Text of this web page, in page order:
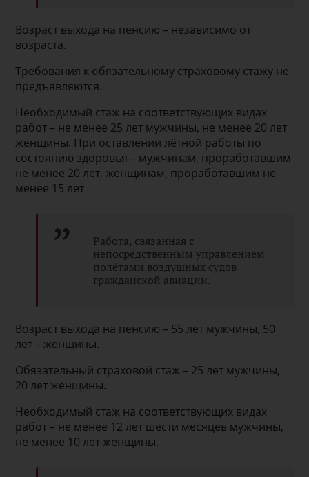
Возраст выхода на пенсию – независимо от
возраста.
Требования к обязательному страховому стажу не
предъявляются.
Необходимый стаж на соответствующих видах
работ – не менее 25 лет мужчины, не менее 20 лет
женщины. При оставлении лётной работы по
состоянию здоровья – мужчинам, проработавшим
не менее 20 лет, женщинам, проработавшим не
менее 15 лет
Работа, связанная с
непосредственным управлением
полётами воздушных судов
гражданской авиации.
Возраст выхода на пенсию – 55 лет мужчины, 50
лет – женщины.
Обязательный страховой стаж – 25 лет мужчины,
20 лет женщины.
Необходимый стаж на соответствующих видах
работ – не менее 12 лет шести месяцев мужчины,
не менее 10 лет женщины.